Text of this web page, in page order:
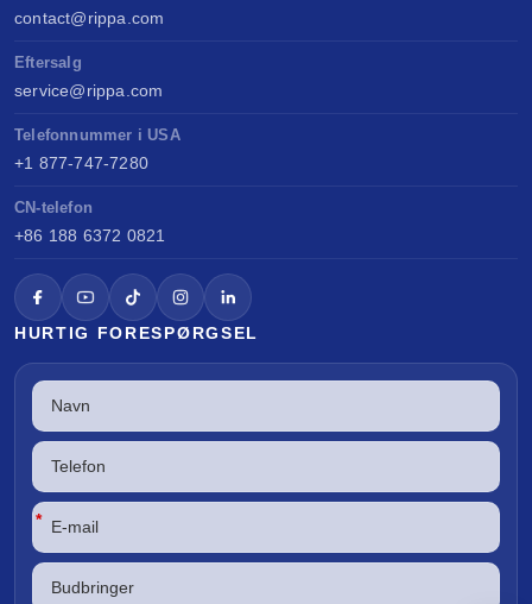
contact@rippa.com
Eftersalg
service@rippa.com
Telefonnummer i USA
+1 877-747-7280
CN-telefon
+86 188 6372 0821
HURTIG FORESPØRGSEL
*